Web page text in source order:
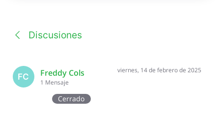
Discusiones
FC Freddy Cols
1 Mensaje
viernes, 14 de febrero de 2025
Cerrado